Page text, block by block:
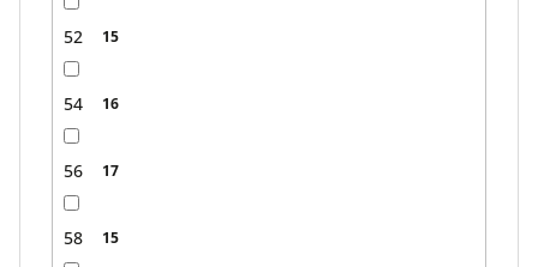
52 15
54 16
56 17
58 15